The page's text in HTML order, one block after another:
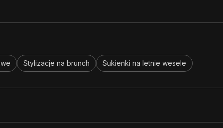
Stylizacje na brunch Sukienki na letnie wesele